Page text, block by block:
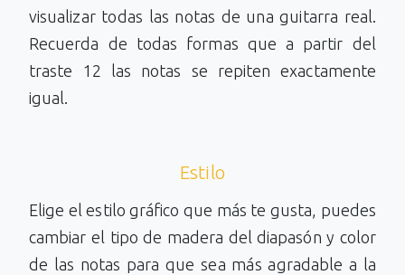
visualizar todas las notas de una guitarra real.
Recuerda de todas formas que a partir del
traste 12 las notas se repiten exactamente
igual.
Estilo
Elige el estilo gráfico que más te gusta, puedes
cambiar el tipo de madera del diapasón y color
de las notas para que sea más agradable a la